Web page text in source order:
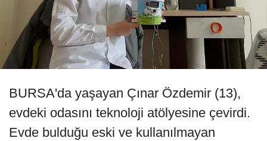
BURSA'da yaşayan Çınar Özdemir (13),
evdeki odasını teknoloji atölyesine çevirdi.
Evde bulduğu eski ve kullanılmayan